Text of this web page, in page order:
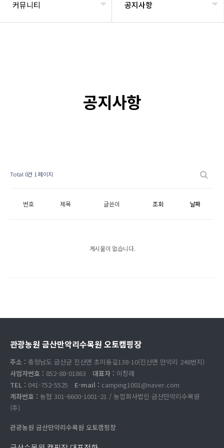
커뮤니티 공지사항
공지사항
Total 0건 1 페이지
번호 제목 글쓴이 조회 날짜
게시물이 없습니다.
관광농원 금산만악리수목원 오토캠핑장
주소 : 충청남도 금산군 진산면 초미동길138-10(진산면 만악리 248번지)
사업자번호 : 852-88-01863 대표자 : 이창래
TEL : 041-752-5525 E-mail : camping1001@naver.com
계좌번호 : 농협 301-6600-1001-21 / 농업회사법인 금산만악리수목원
(주)
관광농원 금산만악리수목원 오토캠핑장